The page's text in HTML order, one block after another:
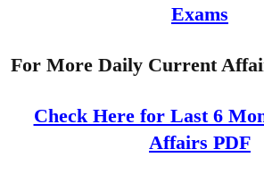
Exams
For More Daily Current
Check Here for Last 6
Affairs PDF